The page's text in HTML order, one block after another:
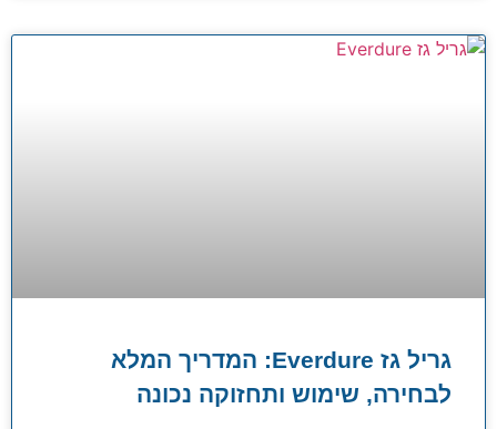
גריל גז Everdure: המדריך המלא
לבחירה, שימוש ותחזוקה נכונה